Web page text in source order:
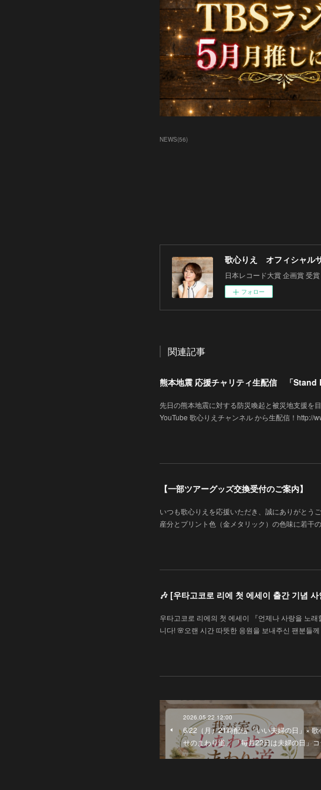
NEWS(56)
歌心りえ オフィシャル
日本レコード大賞 企画賞 受
フォロー
関連記事
熊本地震 応援チャリティ生配信 「Stand
先日の熊本地震に対する防災喚起と被災地支援
YouTube 歌心りえチャンネル から生配信！
【一部ツアーグッズ交換受付のご案内】
いつも歌心りえを応援いただき、誠にありがとう
産分とプリント色（金メタリック）の色味に若干
🎶 [우타고코로 리에 첫 에세이 출간 기념
우타고코로 리에의 첫 에세이 『언제나 사랑을 노
니다! 🌸오랜 시간 따뜻한 응원을 보내주신 팬분들
2026.05.22 12:00
6/22（月）21時配信 「いい夫婦の日」×
せのまわり道」 「毎月22日は夫婦の日」